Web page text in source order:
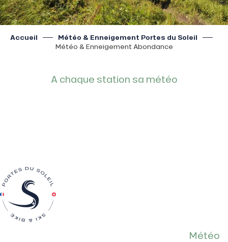
Accueil
Météo & Enneigement Portes du Soleil
Météo & Enneigement Abondance
A chaque station sa météo
Météo